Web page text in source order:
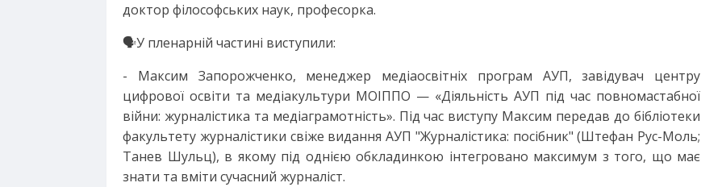
доктор філософських наук, професорка.
🗣У пленарній частині виступили:
- Максим Запорожченко, менеджер медіаосвітніх програм АУП, завідувач центру
цифрової освіти та медіакультури МОІППО — «Діяльність АУП під час повномастабної
війни: журналістика та медіаграмотність». Під час виступу Максим передав до бібліотеки
факультету журналістики свіже видання АУП "Журналістика: посібник" (Штефан Рус-Моль;
Танев Шульц), в якому під однією обкладинкою інтегровано максимум з того, що має
знати та вміти сучасний журналіст.